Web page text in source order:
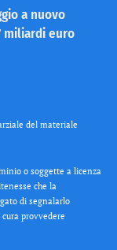
a nuovo
miliardi euro
del materiale
o soggette a licenza
che la
di segnalarlo
provvedere